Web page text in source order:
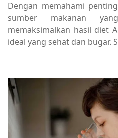
Dengan memahami
sumber makanan
memaksimalkan hasil diet
ideal yang sehat dan bugar.